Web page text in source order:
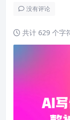
没有评论
共计 629 个字